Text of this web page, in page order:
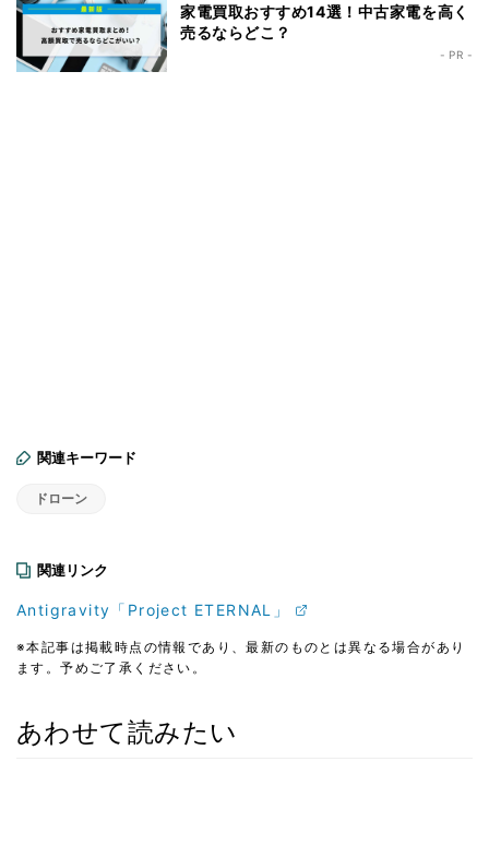
家電買取おすすめ14選！中古家電を高く
売るならどこ？
- PR -
関連キーワード
ドローン
関連リンク
Antigravity「Project ETERNAL」
※本記事は掲載時点の情報であり、最新のものとは異なる場合があり
ます。予めご了承ください。
あわせて読みたい